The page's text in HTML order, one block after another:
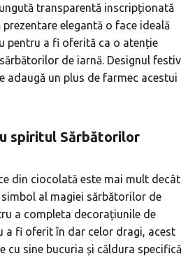
transparentă inscripționată
prezentare elegantă o face ideală
pentru a fi oferită ca o atenție
de iarnă. Designul festiv
adaugă un plus de farmec acestui
spiritul Sărbătorilor
din ciocolată este mai mult decât
simbol al magiei sărbătorilor de
a completa decorațiunile de
a fi oferit în dar celor dragi, acest
cu sine bucuria și căldura specifică